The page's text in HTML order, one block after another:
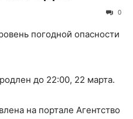
0
погодной опасности
до 22:00, 22 марта.
на портале Агентство